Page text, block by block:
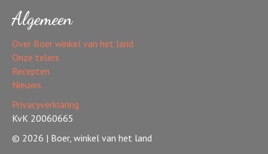
Algemeen
Over Boer winkel van het land
Onze telers
Recepten
Nieuws
Privacyverklaring
KvK 20060665
© 2026 | Boer, winkel van het land